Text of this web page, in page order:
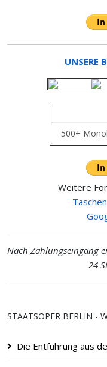
UNSERE
Weitere
Nach Zahlungseingang
24
STAATSOPER BERLIN -
Die Entführung aus